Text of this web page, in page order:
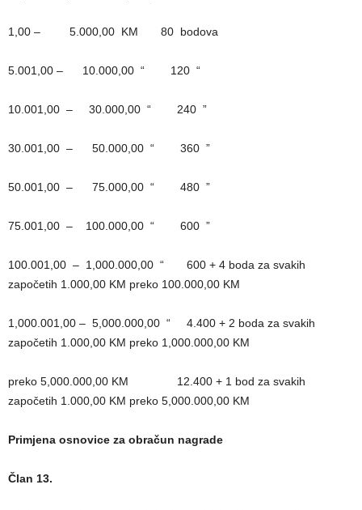
1,00 – 5.000,00 KM 80 bodova
5.001,00 – 10.000,00 “ 120 “
10.001,00 – 30.000,00 “ 240 ”
30.001,00 – 50.000,00 “ 360 ”
50.001,00 – 75.000,00 “ 480 ”
75.001,00 – 100.000,00 “ 600 ”
100.001,00 – 1,000.000,00 “ 600 + 4 boda za svakih
započetih 1.000,00 KM preko 100.000,00 KM
1,000.001,00 – 5,000.000,00 “ 4.400 + 2 boda za svakih
započetih 1.000,00 KM preko 1,000.000,00 KM
preko 5,000.000,00 KM 12.400 + 1 bod za svakih
započetih 1.000,00 KM preko 5,000.000,00 KM
Primjena osnovice za obračun nagrade
Član 13.